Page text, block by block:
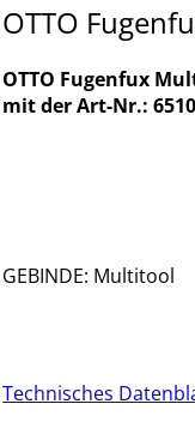
OTTO
OTTO Fugenfux
mit der Art-Nr.:
GEBINDE: Multitool
Technisches